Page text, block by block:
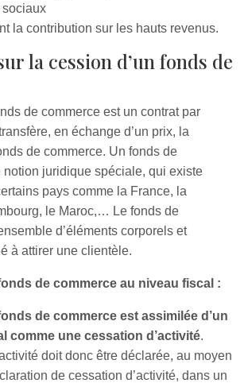
sociaux
la contribution sur les hauts revenus.
la cession d’un fonds de
de commerce est un contrat par
en échange d’un prix, la
de commerce. Un fonds de
notion juridique spéciale, qui existe
pays comme la France, la
le Maroc,… Le fonds de
d’éléments corporels et
à attirer une clientèle.
de commerce au niveau fiscal :
de commerce est assimilée d’un
comme une cessation d’activité.
doit donc être déclarée, au moyen
de cessation d’activité, dans un